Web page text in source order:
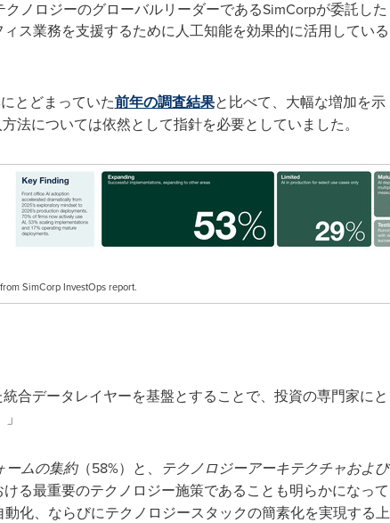
ノロジーのグローバルリーダーであるSimCorpが委託した
ス業務を支援するために人工知能を効果的に活用している
とどまっていた前年の調査結果と比べて、大幅な増加を示
法については依然として指針を必要としていました。
SimCorp InvestOps report.
合データレイヤーを基盤とすることで、投資の専門家にと
ームの集約（58%）と、
テクノロジーアーキテクチャおよび
る最重要のテクノロジー施策であることも明らかになって
化、ならびにテクノロジースタックの簡素化を実現する上